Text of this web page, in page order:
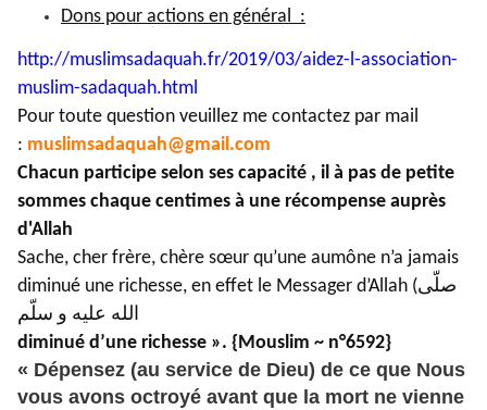
Dons pour actions en général :
http://muslimsadaquah.fr/2019/03/aidez-l-association-
muslim-sadaquah.html
Pour toute question veuillez me contactez par mail
: muslimsadaquah@gmail.com
Chacun participe selon ses capacité , il à pas de petite
sommes chaque centimes à une récompense auprès
d'Allah
Sache, cher frère, chère sœur qu’une aumône n’a jamais
diminué une richesse, en effet le Messager d’Allah (صلّى
diminué d’une richesse ». {Mouslim ~ n°6592}
« Dépensez (au service de Dieu) de ce que Nous
vous avons octroyé avant que la mort ne vienne